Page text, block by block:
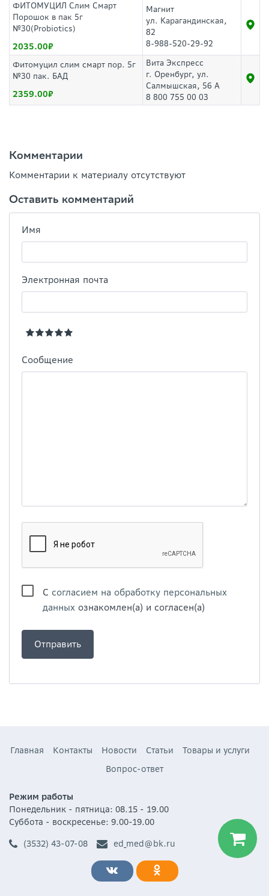
ФИТОМУЦИЛ Слим Смарт
Порошок в пак 5г
№30(Probiotics)
2035.00
Магнит
ул. Карагандинская,
82
8-988-520-29-92
Фитомуцил слим смарт пор. 5г
№30 пак. БАД
2359.00
Вита Экспресс
г. Оренбург, ул.
Салмышская, 56 А
8 800 755 00 03
Комментарии
Комментарии к материалу отсутствуют
Оставить комментарий
Имя
Электронная почта
Сообщение
С согласием на обработку персональных
данных ознакомлен(а) и согласен(а)
Главная Контакты Новости Статьи
Товары и услуги
Вопрос-ответ
Режим работы
Понедельник - пятница: 08.15 - 19.00
Суббота - воскресенье: 9.00-19.00
(3532) 43-07-08
ed_med@bk.ru